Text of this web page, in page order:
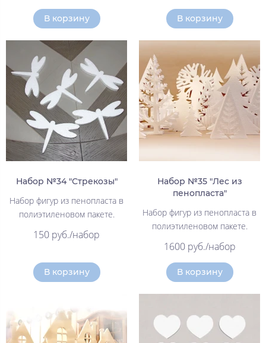
В корзину В корзину
Набор №34 "Стрекозы"
Набор фигур из пенопласта в
полиэтиленовом пакете.
150 руб./набор
В корзину
Набор №35 "Лес из
пенопласта"
Набор фигур из пенопласта в
полиэтиленовом пакете.
1600 руб./набор
В корзину